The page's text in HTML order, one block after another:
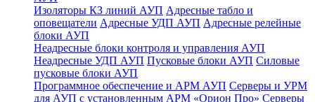
Изоляторы КЗ линий АУП Адресные табло и
оповещатели Адресные УДП АУП Адресные релейные
блоки АУП
Неадресные блоки контроля и управления АУП
Неадресные УДП АУП Пусковые блоки АУП Силовые
пусковые блоки АУП
Программное обеспечение и АРМ АУП Серверы и УРМ
для АУП с установленным АРМ «Орион Про» Серверы